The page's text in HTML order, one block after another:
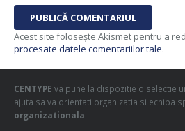
PUBLICĂ COMENTARIUL
Acest site folosește Akismet pentru a
procesate datele comentariilor tale.
CENTYPE va pune la dispozitie o selectie
ajuta sa va orientati organizatia si echipa
organizationala.